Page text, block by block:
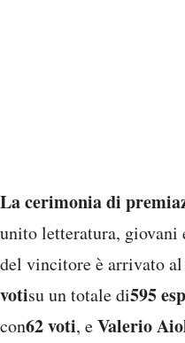
La cerimonia di
unito letteratura, giovani
del vincitore è arrivato
votisu un totale di595
con62 voti, eValerio